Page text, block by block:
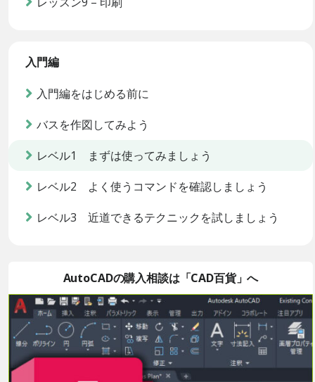
入門編
入門編をはじめる前に
バスを作図してみよう
レベル1 まずは使ってみましょう
レベル2 よく使うコマンドを確認しましょう
レベル3 近道できるテクニックを試しましょう
AutoCADの購入相談は「CAD百貨」へ